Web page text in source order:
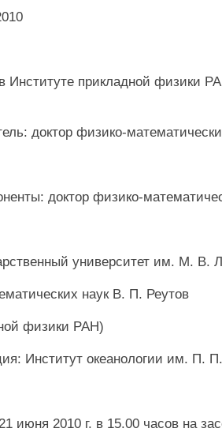
Институте прикладной физики
доктор физико-
доктор физико-
университет им. М. В.
наук В. П. Реутов
физики РАН)
Институт океанологии им. П.
июня 2010 г. в 15.00 часов на